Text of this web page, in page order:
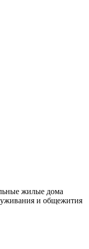
жилые дома
и общежития